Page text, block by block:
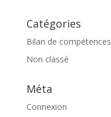
Catégories
Bilan de compétences
Non classé
Méta
Connexion